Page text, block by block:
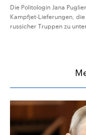
Die Politologin Jana
Kampfjet-Lieferungen,
russicher Truppen zu